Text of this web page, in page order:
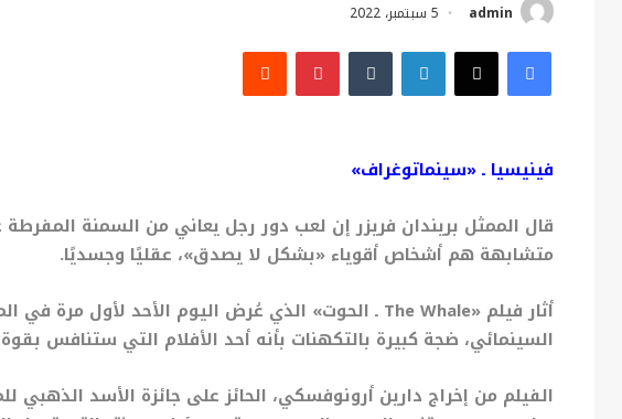
admin 5 سبتمبر، 2022
فيسبوكX لينكدإن بينتيريست
فينيسيا ـ «سينماتوغراف»
قال الممثل بريندان فريزر إن لعب دور رجل يعاني من السمنة
متشابهة هم أشخاص أقوياء «بشكل لا يصدق»، عقليًا وجسديًا.
أثار فيلم «The Whale ـ الحوت» الذي عُرض اليوم الأحد لأول مرة في
السينمائي، ضجة كبيرة بالتكهنات بأنه أحد الأفلام التي ستنافس بقوة
الفيلم من إخراج دارين أرونوفسكي، الحائز على جائزة الأسد الذهبي للمهرجان